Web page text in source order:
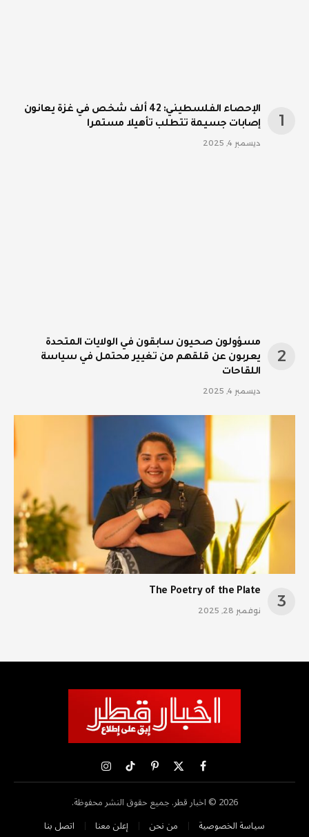
الإحصاء الفلسطيني: 42 ألف شخص في غزة يعانون
إصابات جسيمة تتطلب تأهيلا مستمرا
ديسمبر 4, 2025
مسؤولون صحيون سابقون في الولايات المتحدة
يعربون عن قلقهم من تغيير محتمل في سياسة
اللقاحات
ديسمبر 4, 2025
The Poetry of the Plate
نوفمبر 28, 2025
فيسبوك
X
(Twitter)
بينتيريستتيكتوكالانستغرام
2026 © اخبار قطر. جميع حقوق النشر محفوظة.
سياسة الخصوصية
من نحن إعلن معنا اتصل بنا